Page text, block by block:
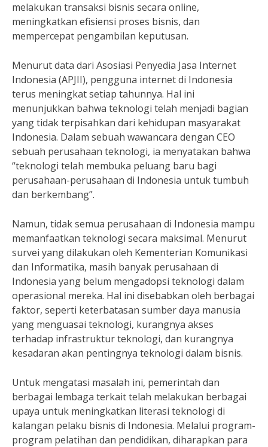
melakukan transaksi bisnis secara online,
meningkatkan efisiensi proses bisnis, dan
mempercepat pengambilan keputusan.
Menurut data dari Asosiasi Penyedia Jasa Internet
Indonesia (APJII), pengguna internet di Indonesia
terus meningkat setiap tahunnya. Hal ini
menunjukkan bahwa teknologi telah menjadi bagian
yang tidak terpisahkan dari kehidupan masyarakat
Indonesia. Dalam sebuah wawancara dengan CEO
sebuah perusahaan teknologi, ia menyatakan bahwa
“teknologi telah membuka peluang baru bagi
perusahaan-perusahaan di Indonesia untuk tumbuh
dan berkembang”.
Namun, tidak semua perusahaan di Indonesia mampu
memanfaatkan teknologi secara maksimal. Menurut
survei yang dilakukan oleh Kementerian Komunikasi
dan Informatika, masih banyak perusahaan di
Indonesia yang belum mengadopsi teknologi dalam
operasional mereka. Hal ini disebabkan oleh berbagai
faktor, seperti keterbatasan sumber daya manusia
yang menguasai teknologi, kurangnya akses
terhadap infrastruktur teknologi, dan kurangnya
kesadaran akan pentingnya teknologi dalam bisnis.
Untuk mengatasi masalah ini, pemerintah dan
berbagai lembaga terkait telah melakukan berbagai
upaya untuk meningkatkan literasi teknologi di
kalangan pelaku bisnis di Indonesia. Melalui program-
program pelatihan dan pendidikan, diharapkan para